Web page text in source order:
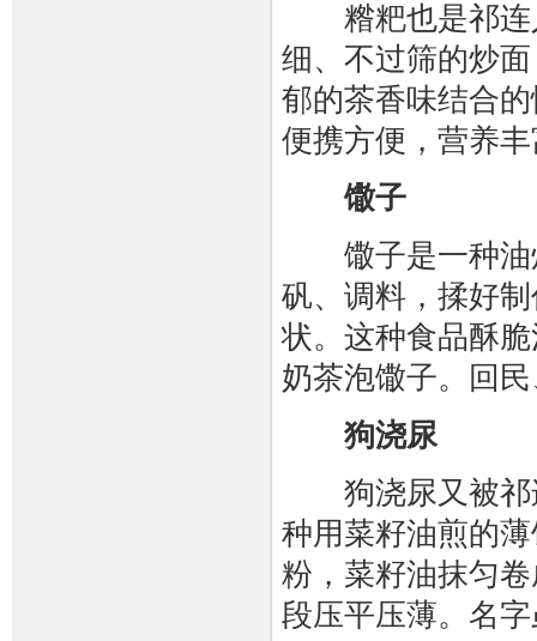
糌粑也是祁连
细、不过筛的炒
郁的茶香味结合
便携方便，营养
馓子
馓子是一种油
矾、调料，揉好
状。这种食品酥
奶茶泡馓子。回
狗浇尿
狗浇尿又被祁
种用菜籽油煎的
粉，菜籽油抹匀
段压平压薄。名